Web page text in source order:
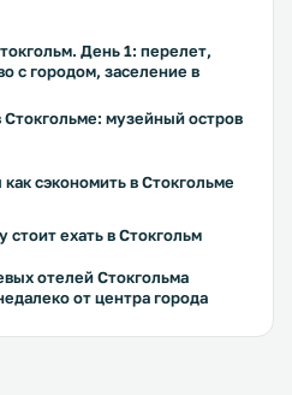
День 1: перелет,
с городом, заселение в
Стокгольме: музейный остров
сэкономить в Стокгольме
стоит ехать в Стокгольм
отелей Стокгольма
от центра города